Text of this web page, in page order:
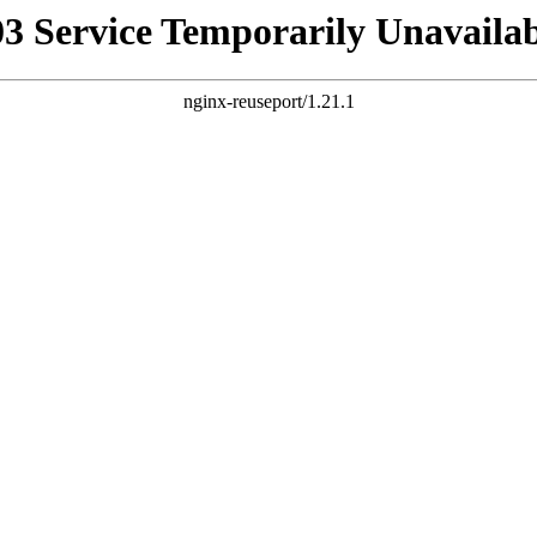
Service Temporarily
nginx-reuseport/1.21.1